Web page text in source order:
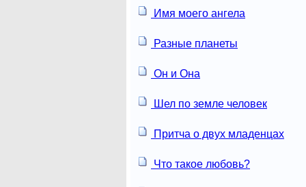
Имя моего ангела
Разные планеты
Он и Она
Шел по земле человек
Притча о двух младенцах
Что такое любовь?